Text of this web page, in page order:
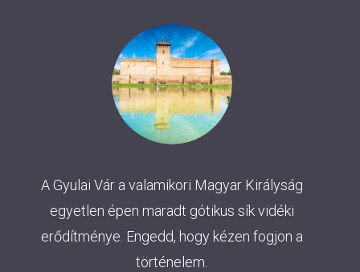
A Gyulai Vár a valamikori Magyar Királyság
egyetlen épen maradt gótikus sík vidéki
erődítménye. Engedd, hogy kézen fogjon a
történelem.